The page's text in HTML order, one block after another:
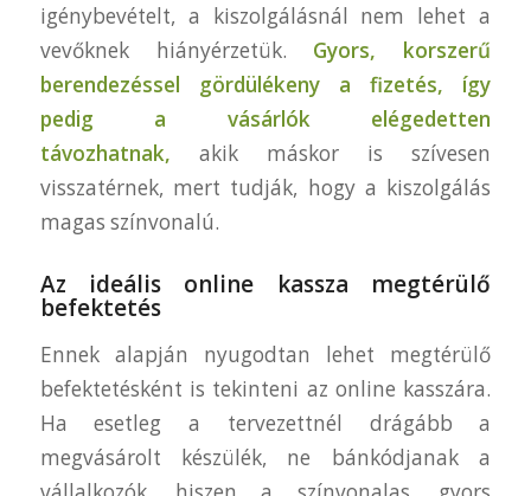
igénybevételt, a kiszolgálásnál nem lehet a
vevőknek hiányérzetük. Gyors, korszerű
berendezéssel gördülékeny a fizetés, így
pedig a vásárlók elégedetten
távozhatnak, akik máskor is szívesen
visszatérnek, mert tudják, hogy a kiszolgálás
magas színvonalú.
Az ideális online kassza megtérülő
befektetés
Ennek alapján nyugodtan lehet megtérülő
befektetésként is tekinteni az online kasszára.
Ha esetleg a tervezettnél drágább a
megvásárolt készülék, ne bánkódjanak a